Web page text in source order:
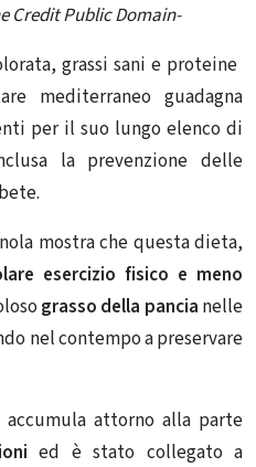
Credit Public Domain-
grassi sani e proteine
mediterraneo guadagna
per il suo lungo elenco di
la prevenzione delle
mostra che questa dieta,
esercizio fisico e meno
grasso della pancia nelle
nel contempo a preservare
attorno alla parte
ed è stato collegato a